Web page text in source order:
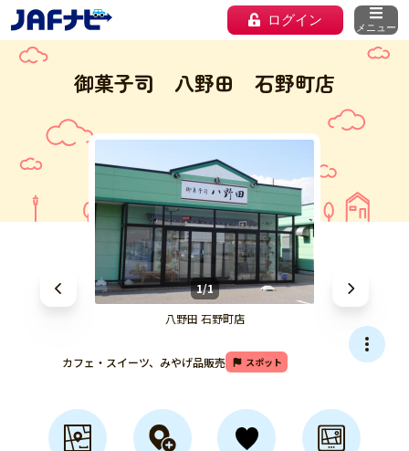
ログイン メニュー
御菓子司 八野田 石野町店
1/1
八野田 石野町店
カフェ・スイーツ、みやげ品販売 スポット